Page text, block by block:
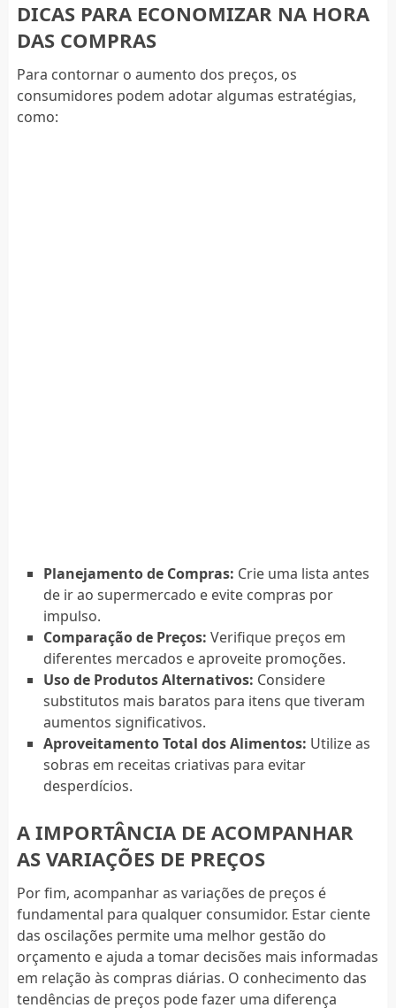
DICAS PARA ECONOMIZAR NA HORA
DAS COMPRAS
Para contornar o aumento dos preços, os
consumidores podem adotar algumas estratégias,
como:
Planejamento de Compras: Crie uma lista antes
de ir ao supermercado e evite compras por
impulso.
Comparação de Preços: Verifique preços em
diferentes mercados e aproveite promoções.
Uso de Produtos Alternativos: Considere
substitutos mais baratos para itens que tiveram
aumentos significativos.
Aproveitamento Total dos Alimentos: Utilize as
sobras em receitas criativas para evitar
desperdícios.
A IMPORTÂNCIA DE ACOMPANHAR
AS VARIAÇÕES DE PREÇOS
Por fim, acompanhar as variações de preços é
fundamental para qualquer consumidor. Estar ciente
das oscilações permite uma melhor gestão do
orçamento e ajuda a tomar decisões mais informadas
em relação às compras diárias. O conhecimento das
tendências de preços pode fazer uma diferença